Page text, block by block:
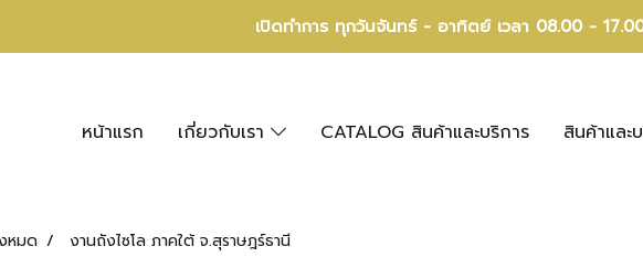
เปิดทำการ ทุกวันจันทร์ - อาทิตย์ เวลา 08.00 -
หน้าแรก เกี่ยวกับเรา CATALOG สินค้าและบริการ สินค้าและ
หมด งานถังไซโล ภาคใต้ จ.สุราษฎร์ธานี